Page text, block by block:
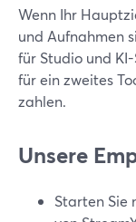
Wenn Ihr
und Aufnahmen
für Studio und
für ein zweites
zahlen.
Unsere
Starten Sie